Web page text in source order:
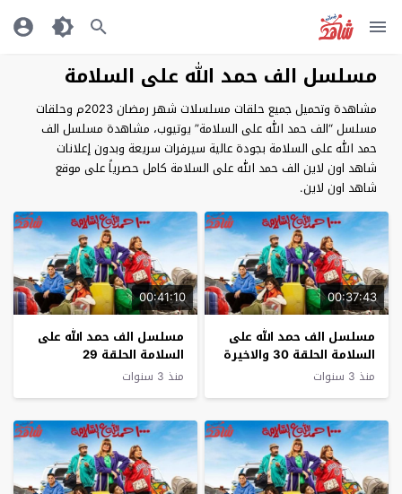
مسلسل الف حمد الله على السلامة
مشاهدة وتحميل جميع حلقات مسلسلات شهر رمضان 2023م وحلقات
مسلسل “الف حمد الله على السلامة” يوتيوب، مشاهدة مسلسل الف
حمد الله على السلامة بجودة عالية سيرفرات سريعة وبدون إعلانات
شاهد اون لاين الف حمد الله على السلامة كامل حصرياً على موقع
شاهد اون لاين.
00:37:43
مسلسل الف حمد الله على
السلامة الحلقة 30 والاخيرة
منذ 3 سنوات
00:41:10
مسلسل الف حمد الله على
السلامة الحلقة 29
منذ 3 سنوات